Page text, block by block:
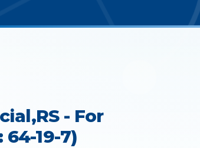
- For
64-19-7)